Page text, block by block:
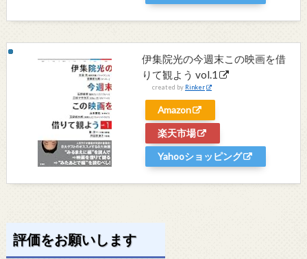
伊集院光の今週末この映画を借
りて観よう vol.1
created by Rinker
Amazon
楽天市場
Yahooショッピング
評価をお願いします